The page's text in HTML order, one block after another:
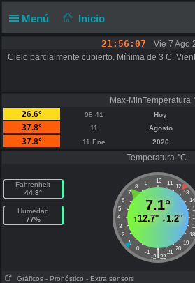
Menú Inicio
21:56:07
Vie 7 Ago
Cielo parcialmente cubierto. Mínima de 3 C.
Max-MinTemperatura
26.6°
08:41 Hoy
37.8°
11 Agosto
37.8°
11 Ene 2026
Temperatura °C
Fahrenheit
44.8°
Humedad
77%
10
9 11
8
12
7
13
6
14
5
4
3
2
18
1
19
0
20
-1 21
|
-2 22
7.1°
↑12.7° ↓1.2°
Gráficos - Pronóstico - Extra sensors